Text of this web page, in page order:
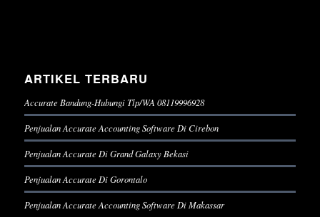
ARTIKEL TERBARU
Accurate Bandung-Hubungi Tlp/WA 08119996928
Penjualan Accurate Accounting Software Di Cirebon
Penjualan Accurate Di Grand Galaxy Bekasi
Penjualan Accurate Di Gorontalo
Penjualan Accurate Accounting Software Di Makassar